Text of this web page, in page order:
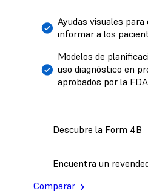
Ayudas visuales
informar a los
Modelos de
uso diagnóstico en
aprobados por la FDA
Descubre la Form 4B
Encuentra un
Comparar